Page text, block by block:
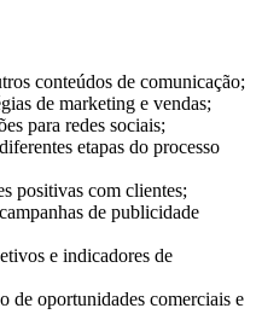
conteúdos de comunicação;
de marketing e vendas;
para redes sociais;
etapas do processo
positivas com clientes;
de publicidade
e indicadores de
de oportunidades comerciais e